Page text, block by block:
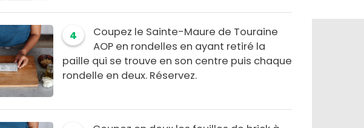
4
Coupez le Sainte-Maure de Touraine
AOP en rondelles en ayant retiré la
paille qui se trouve en son centre puis chaque
rondelle en deux. Réservez.